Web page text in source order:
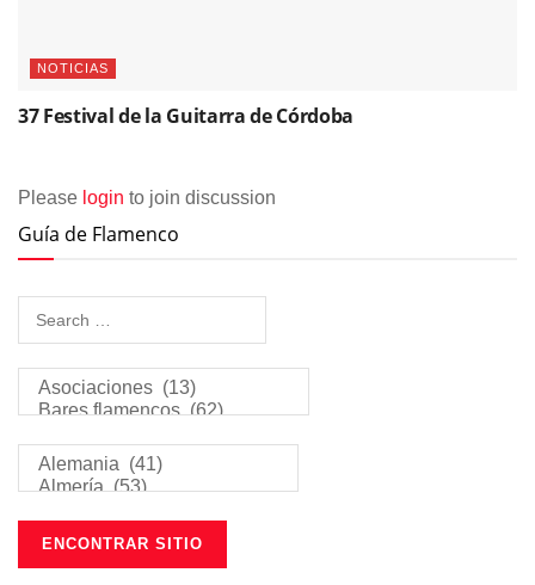
NOTICIAS
37 Festival de la Guitarra de Córdoba
Please login to join discussion
Guía de Flamenco